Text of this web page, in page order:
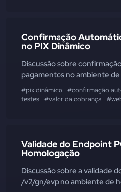
Confirmação
no PIX Dinâmico
Discussão sobre
pagamentos no ambiente
#pix dinâmico #confirmação
testes #valor da cobrança
Validade do Endpoint
Homologação
Discussão sobre a validade
/v2/gn/evp no ambiente de